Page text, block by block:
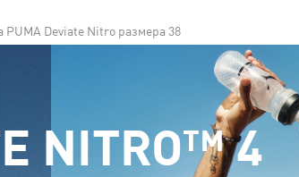
PUMA Deviate Nitro размера 38
NITRO™ 4